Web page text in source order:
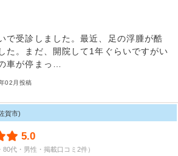
で受診しました。最近、足の浮腫が酷
た。まだ、開院して1年ぐらいですがい
車が停まっ…
02月投稿
賀市)
5.0
80代・男性・掲載口コミ2件）